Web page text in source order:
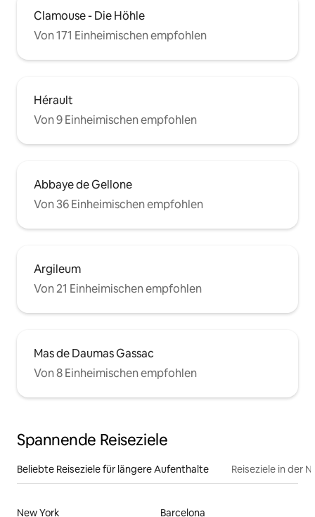
Clamouse - Die Höhle
Von 171 Einheimischen empfohlen
Hérault
Von 9 Einheimischen empfohlen
Abbaye de Gellone
Von 36 Einheimischen empfohlen
Argileum
Von 21 Einheimischen empfohlen
Mas de Daumas Gassac
Von 8 Einheimischen empfohlen
Spannende Reiseziele
Beliebte Reiseziele für längere Aufenthalte Reiseziele in der
New York Barcelona